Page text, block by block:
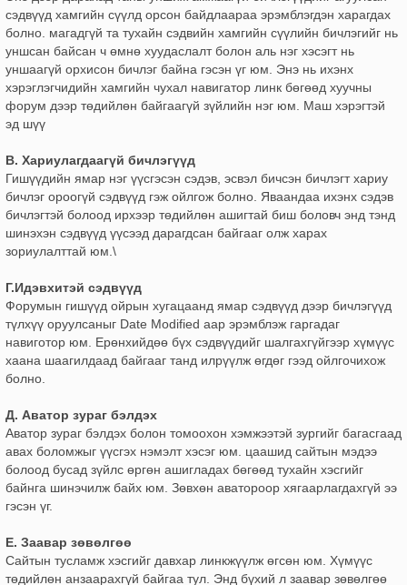
сэдвүүд хамгийн сүүлд орсон байдлаараа эрэмблэгдэн харагдах
болно. магадгүй та тухайн сэдвийн хамгийн сүүлийн бичлэгийг нь
уншсан байсан ч өмнө хуудаслалт болон аль нэг хэсэгт нь
уншаагүй орхисон бичлэг байна гэсэн үг юм. Энэ нь ихэнх
хэрэглэгчидийн хамгийн чухал навигатор линк бөгөөд хуучны
форум дээр төдийлөн байгаагүй зүйлийн нэг юм. Маш хэрэгтэй
эд шүү
В. Хариулагдаагүй бичлэгүүд
Гишүүдийн ямар нэг үүсгэсэн сэдэв, эсвэл бичсэн бичлэгт хариу
бичлэг ороогүй сэдвүүд гэж ойлгож болно. Яваандаа ихэнх сэдэв
бичлэгтэй болоод ирхээр төдийлөн ашигтай биш боловч энд тэнд
шинэхэн сэдвүүд үүсээд дарагдсан байгааг олж харах
зориулалттай юм.\
Г.Идэвхитэй сэдвүүд
Форумын гишүүд ойрын хугацаанд ямар сэдвүүд дээр бичлэгүүд
түлхүү оруулсаныг Date Modified аар эрэмблэж гаргадаг
навиготор юм. Ерөнхийдөө бүх сэдвүүдийг шалгахгүйгээр хүмүүс
хаана шаагилдаад байгааг танд илрүүлж өгдөг гээд ойлгочихож
болно.
Д. Аватор зураг бэлдэх
Аватор зураг бэлдэх болон томоохон хэмжээтэй зургийг багасгаад
авах боломжыг үүсгэх нэмэлт хэсэг юм. цаашид сайтын мэдээ
болоод бусад зүйлс өргөн ашигладах бөгөөд тухайн хэсгийг
байнга шинэчилж байх юм. Зөвхөн аватороор хягаарлагдахгүй ээ
гэсэн үг.
Е. Заавар зөвөлгөө
Сайтын тусламж хэсгийг давхар линкжүүлж өгсөн юм. Хүмүүс
төдийлөн анзаарахгүй байгаа тул. Энд бүхий л заавар зөвөлгөө